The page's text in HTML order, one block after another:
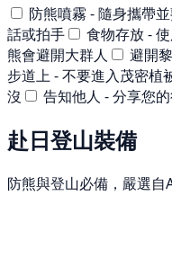
防熊噴霧 - 隨身攜帶
話或拍手
食物存放 -
熊會避開大群人
避開
步道上 - 不要進入茂密植
沒
告知他人 - 分享您
赴日登山裝備
防熊與登山必備，嚴選自